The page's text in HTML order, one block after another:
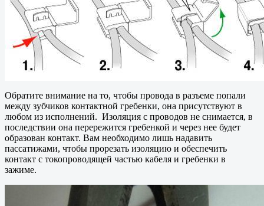
Обратите внимание на то, чтобы провода в разъеме попали
между зубчиков контактной гребенки, она присутствуют в
любом из исполнений. Изоляция с проводов не снимается, в
последствии она перережится гребенкой и через нее будет
образован контакт. Вам необходимо лишь надавить
пассатижами, чтобы прорезать изоляцию и обеспечить
контакт с токопроводящей частью кабеля и гребенки в
зажиме.